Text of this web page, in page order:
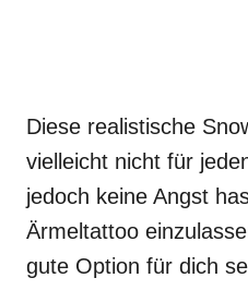
Diese realistische
vielleicht nicht für
jedoch keine Angst
Ärmeltattoo
gute Option für dich